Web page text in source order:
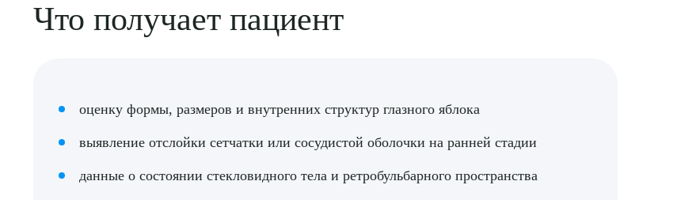
Что получает пациент
оценку формы, размеров и внутренних структур глазного яблока
выявление отслойки сетчатки или сосудистой оболочки на ранней стадии
данные о состоянии стекловидного тела и ретробульбарного пространства
Выберите сопутствующую услугу